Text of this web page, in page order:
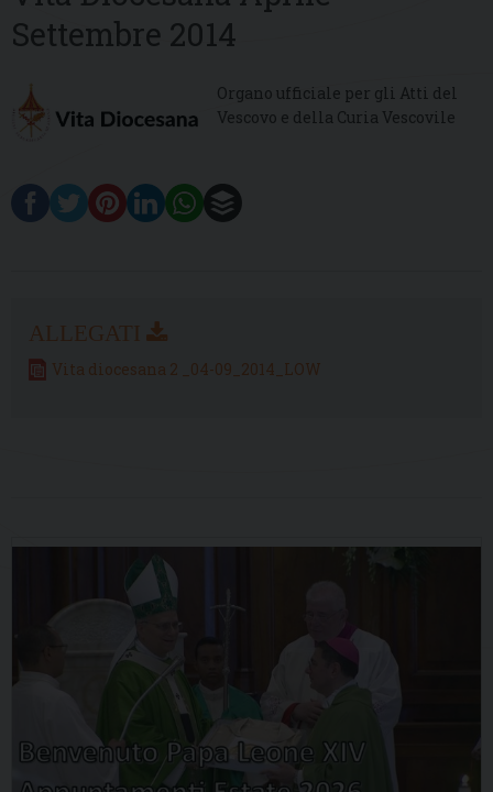
Settembre 2014
Organo ufficiale per gli Atti del
Vescovo e della Curia Vescovile
Vita diocesana 2 _04-09_2014_LOW